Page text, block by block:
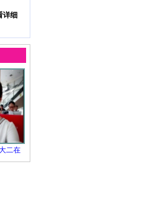
详细
二在